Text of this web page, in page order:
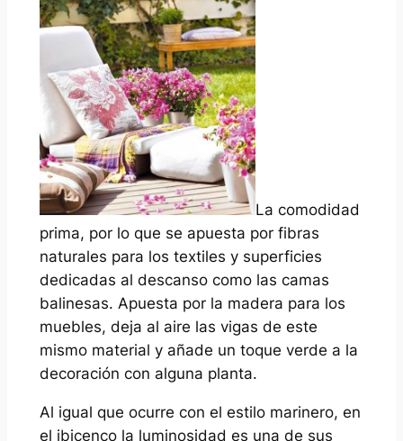
La comodidad
prima, por lo que se apuesta por fibras
naturales para los textiles y superficies
dedicadas al descanso como las camas
balinesas. Apuesta por la madera para los
muebles, deja al aire las vigas de este
mismo material y añade un toque verde a la
decoración con alguna planta.
Al igual que ocurre con el estilo marinero, en
el ibicenco la luminosidad es una de sus